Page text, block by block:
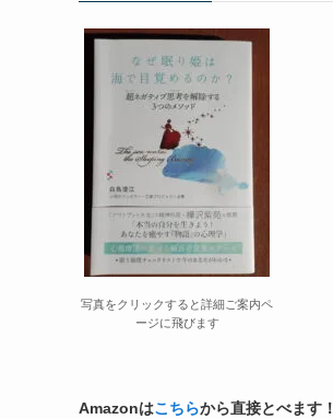
写真をクリックすると詳細ご案内ペ
ージに飛びます
Amazonはこちらから直接とべます！